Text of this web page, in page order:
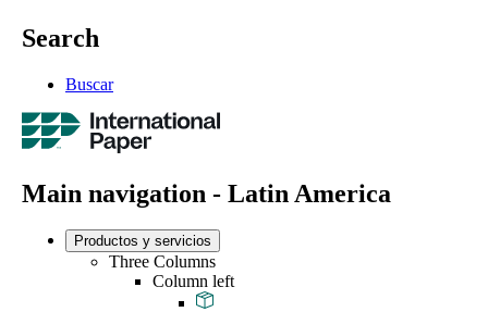
Search
Buscar
Main navigation - Latin America
Productos y servicios
Three Columns
Column left